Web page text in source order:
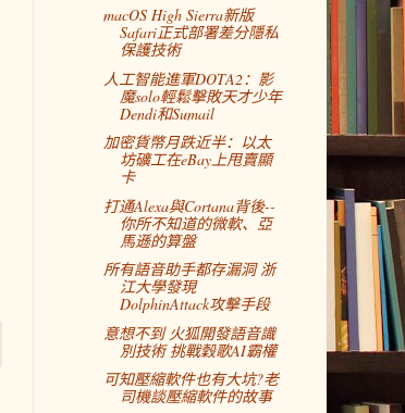
macOS High Sierra新版
Safari正式部署差分隱私
保護技術
人工智能進軍DOTA2：影
魔solo輕鬆擊敗天才少年
Dendi和Sumail
加密貨幣月跌近半：以太
坊礦工在eBay上甩賣顯
卡
打通Alexa與Cortana背後--
你所不知道的微軟、亞
馬遜的算盤
所有語音助手都存漏洞 浙
江大學發現
DolphinAttack攻擊手段
意想不到 火狐開發語音識
別技術 挑戰穀歌AI霸權
可知壓縮軟件也有大坑?老
司機談壓縮軟件的故事